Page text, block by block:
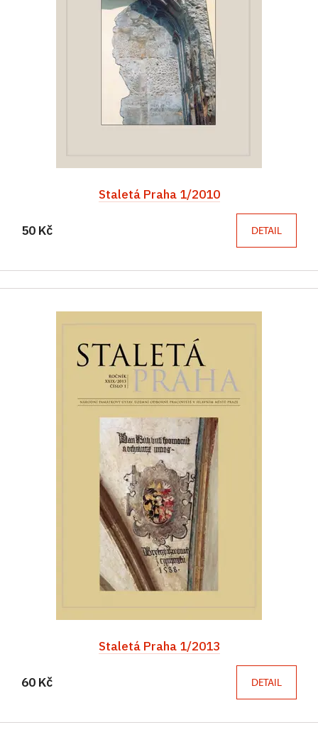
Staletá Praha 1/2010
50 Kč DETAIL
Staletá Praha 1/2013
60 Kč DETAIL